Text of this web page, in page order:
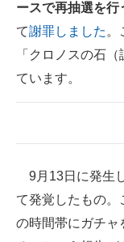
進化するPCとデ
好きが集まる 比
経営リーダーのコ
ースで再抽選を行
て謝罪しました 。
「クロノスの石
ています。
9月13日に発生
て発覚したもの。
の時間帯にガチャ